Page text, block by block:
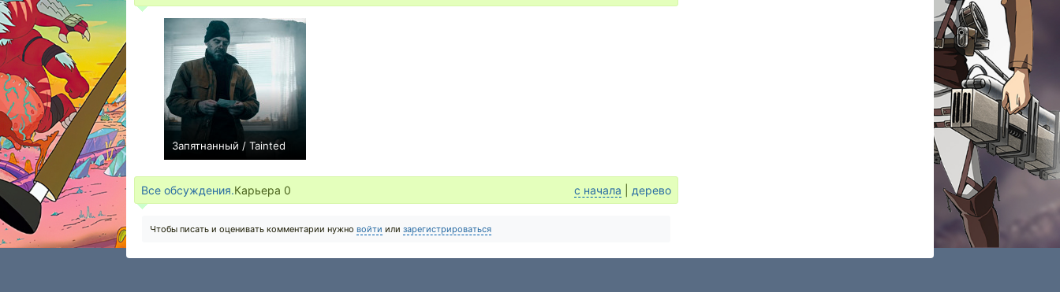
Запятнанный / Tainted
0
Все обсуждения.Карьера 0 с начала дерево
Чтобы писать и оценивать комментарии нужно войти или зарегистрироваться